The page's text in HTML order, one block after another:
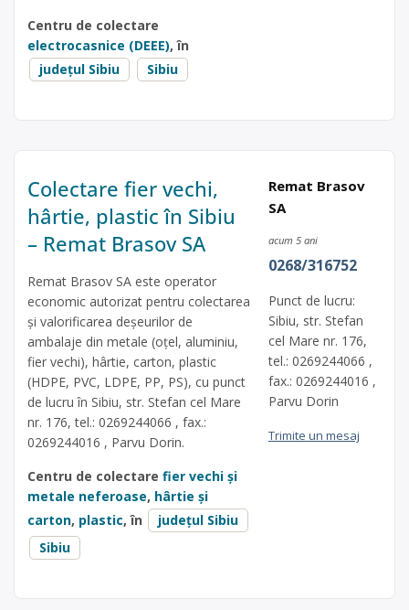
Centru de colectare
electrocasnice (DEEE), în
județul Sibiu
Sibiu
Colectare fier vechi,
hârtie, plastic în Sibiu
– Remat Brasov SA
Remat Brasov SA este operator
economic autorizat pentru colectarea
și valorificarea deșeurilor de
ambalaje din metale (oțel, aluminiu,
fier vechi), hârtie, carton, plastic
(HDPE, PVC, LDPE, PP, PS), cu punct
de lucru în Sibiu, str. Stefan cel Mare
nr. 176, tel.: 0269244066 , fax.:
0269244016 , Parvu Dorin.
Centru de colectare fier vechi și
metale neferoase, hârtie și
carton, plastic, în
județul Sibiu
Sibiu
Remat Brasov
SA
acum 5 ani
0268/316752
Punct de lucru:
Sibiu, str. Stefan
cel Mare nr. 176,
tel.: 0269244066 ,
fax.: 0269244016 ,
Parvu Dorin
Trimite un mesaj